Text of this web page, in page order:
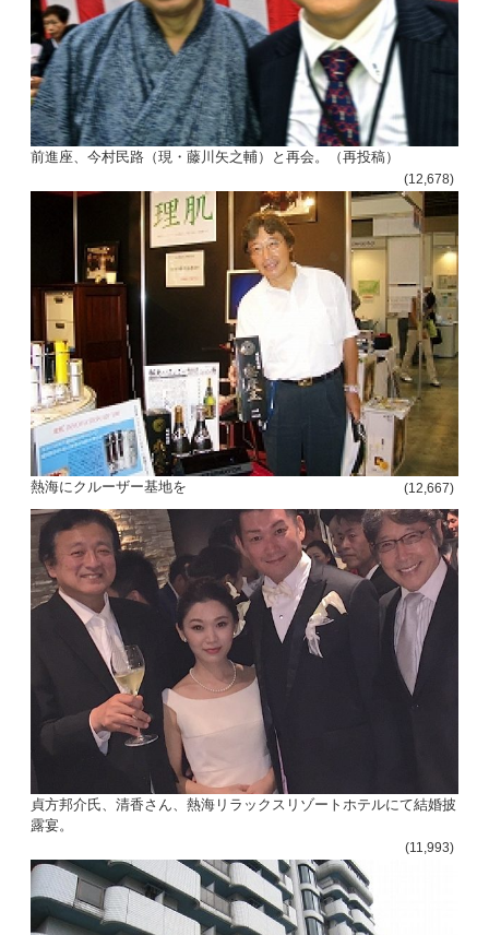
前進座、今村民路（現・藤川矢之輔）と再会。（再投稿）
(12,678)
熱海にクルーザー基地を (12,667)
貞方邦介氏、清香さん、熱海リラックスリゾートホテルにて結婚披
露宴。
(11,993)